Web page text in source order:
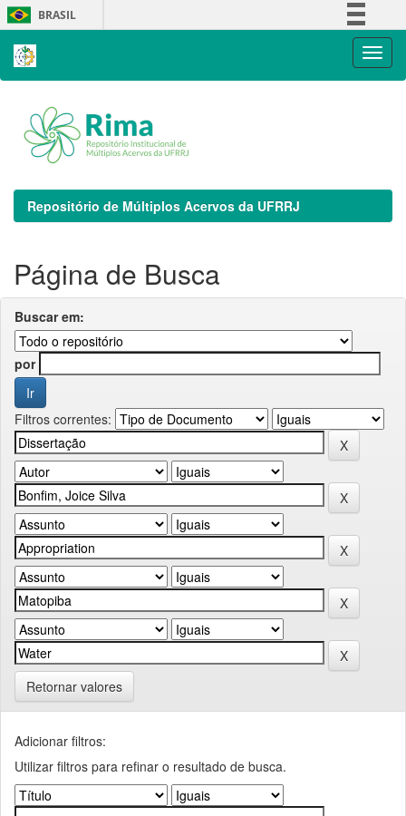
Skip
navigation
BRASIL
Repositório de Múltiplos Acervos da UFRRJ
Página de Busca
Buscar em:
por
Filtros correntes:
Retornar valores
Adicionar filtros:
Utilizar filtros para refinar o resultado de busca.